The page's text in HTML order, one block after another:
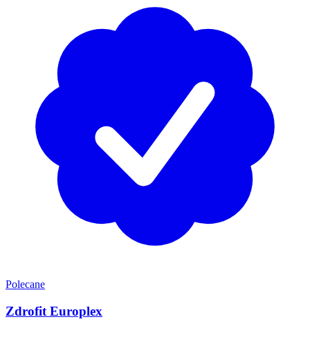
Polecane
Zdrofit Europlex